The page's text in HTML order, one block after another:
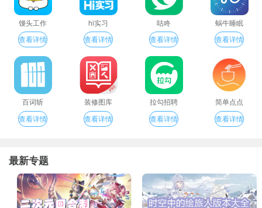
馒头工作
查看详情
hi实习
查看详情
咕咚
查看详情
蜗牛睡眠
查看详情
百词斩
查看详情
装修图库
查看详情
拉勾招聘
查看详情
简单点点
查看详情
最新专题